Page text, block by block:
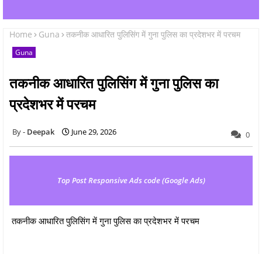
Home Guna तकनीक आधारित पुलिसिंग में गुना पुलिस का प्रदेशभर में परचम
Guna
तकनीक आधारित पुलिसिंग में गुना पुलिस का
प्रदेशभर में परचम
Deepak June 29, 2026 0
Top Post Responsive Ads code (Google Ads)
तकनीक आधारित पुलिसिंग में गुना पुलिस का प्रदेशभर में परचम